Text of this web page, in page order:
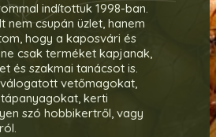
indítottuk 1998-ban.
csupán üzlet, hanem
hogy a kaposvári és
csak terméket kapjanak,
és szakmai tanácsot is.
vetőmagokat,
kerti
szó hobbikertről, vagy